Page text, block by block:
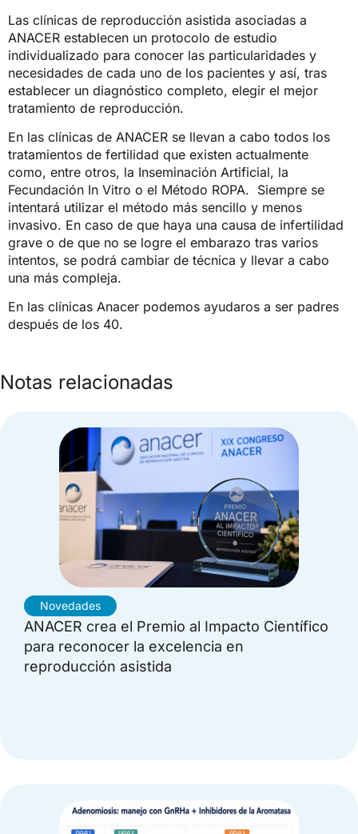
Las clínicas de reproducción asistida asociadas a
ANACER establecen un protocolo de estudio
individualizado para conocer las particularidades y
necesidades de cada uno de los pacientes y así, tras
establecer un diagnóstico completo, elegir el mejor
tratamiento de reproducción.
En las clínicas de ANACER se llevan a cabo todos los
tratamientos de fertilidad que existen actualmente
como, entre otros, la Inseminación Artificial, la
Fecundación In Vitro o el Método ROPA. Siempre se
intentará utilizar el método más sencillo y menos
invasivo. En caso de que haya una causa de infertilidad
grave o de que no se logre el embarazo tras varios
intentos, se podrá cambiar de técnica y llevar a cabo
una más compleja.
En las clínicas Anacer podemos ayudaros a ser padres
después de los 40.
Notas relacionadas
Novedades
ANACER crea el Premio al Impacto Científico
para reconocer la excelencia en
reproducción asistida